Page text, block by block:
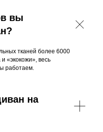
вы
тканей более 6000
«экокожи», весь
работаем.
на